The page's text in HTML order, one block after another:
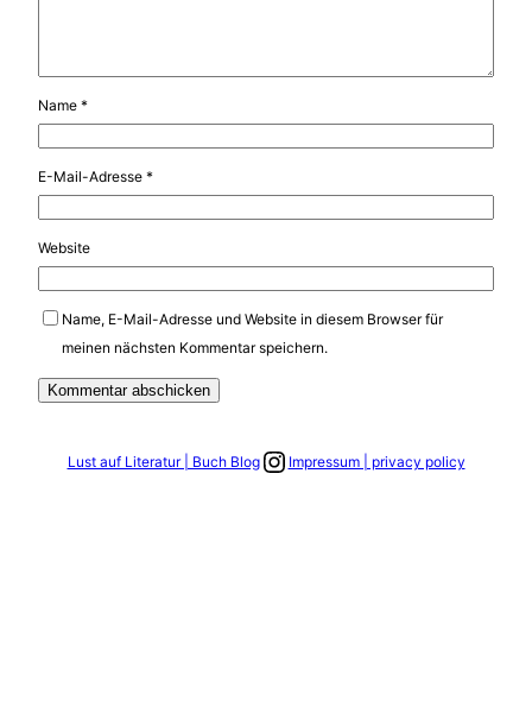
Name *
E-Mail-Adresse *
Website
Name, E-Mail-Adresse und Website in diesem Browser für
meinen nächsten Kommentar speichern.
Lust auf Literatur | Buch BlogLink zum Instagram Account
Impressum | privacy policy